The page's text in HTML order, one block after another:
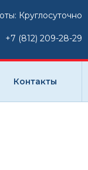
Круглосуточно
+7 (812) 209-28-29
Контакты